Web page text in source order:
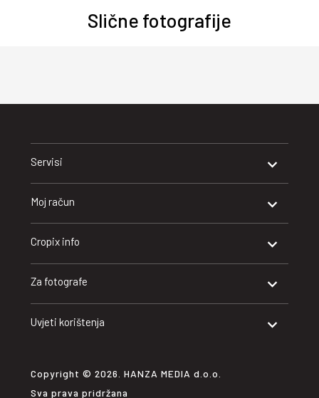
Slične fotografije
Servisi
Moj račun
Cropix info
Za fotografe
Uvjeti korištenja
Copyright © 2026. HANZA MEDIA d.o.o.
Sva prava pridržana